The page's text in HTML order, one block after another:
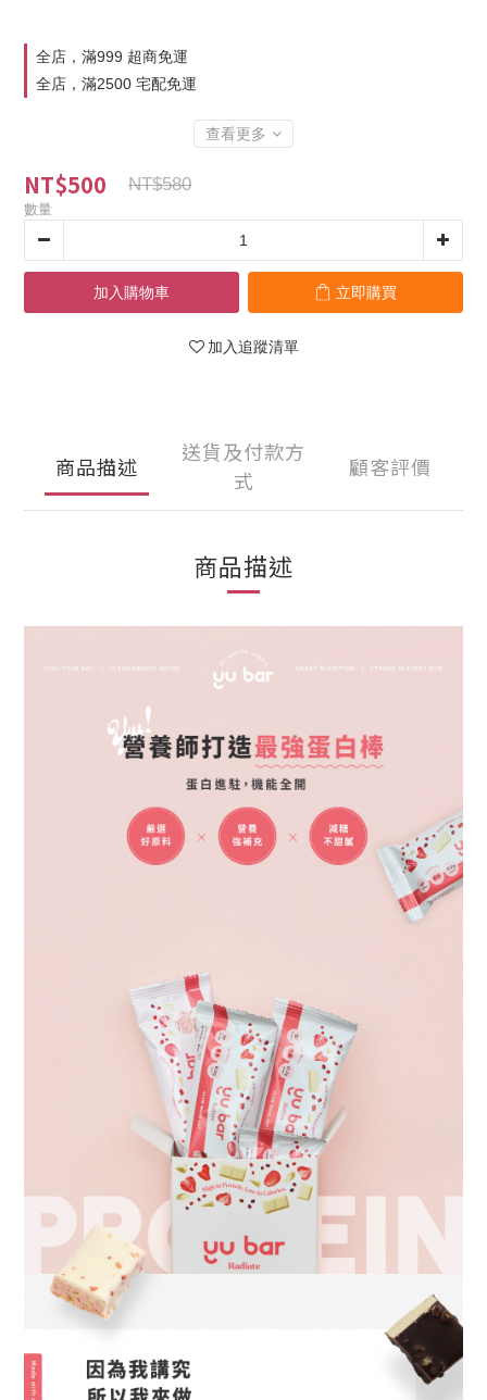
全店，滿999 超商免運
全店，滿2500 宅配免運
查看更多
NT$500 NT$580
數量
加入購物車 立即購買
加入追蹤清單
商品描述
送貨及付款方
式
顧客評價
商品描述